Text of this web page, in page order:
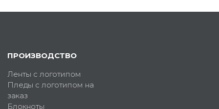
ПРОИЗВОДСТВО
Ленты с логотипом
Пледы с логотипом на
заказ
Блокноты